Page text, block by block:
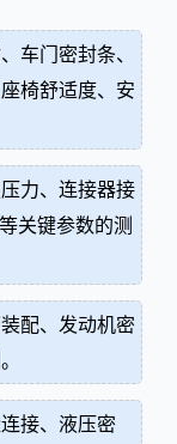
车门密封条、
椅舒适度、安
力、连接器接
关键参数的测
配、发动机密
接、液压密